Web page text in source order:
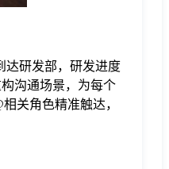
达研发部，研发进度
沟通场景，为每个
关角色精准触达，